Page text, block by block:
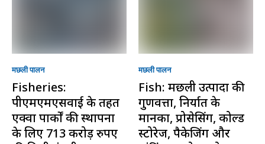
मछली पालन
Fisheries:
पीएमएमएसवाई के तहत
एक्वा पार्कों की स्थापना
के लिए 713 करोड़ रुपए
मछली पालन
Fish: मछली उत्पादों की
गुणवत्ता, निर्यात के
मानकों, प्रोसेसिंग, कोल्ड
स्टोरेज, पैकेजिंग और